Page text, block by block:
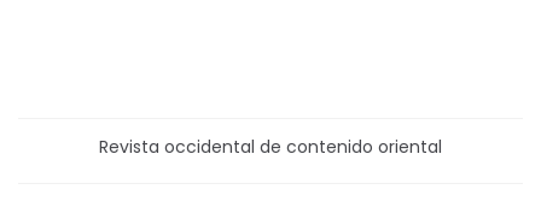
Revista occidental de contenido oriental